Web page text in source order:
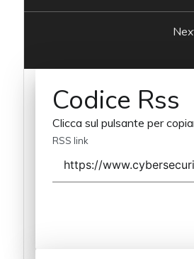
Codice Rss
Clicca sul pulsante per
RSS link